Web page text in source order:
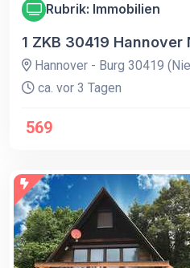
Rubrik: Immobilien
1 ZKB 30419 Hannover
Hannover - Burg 30419
ca. vor 3 Tagen
569